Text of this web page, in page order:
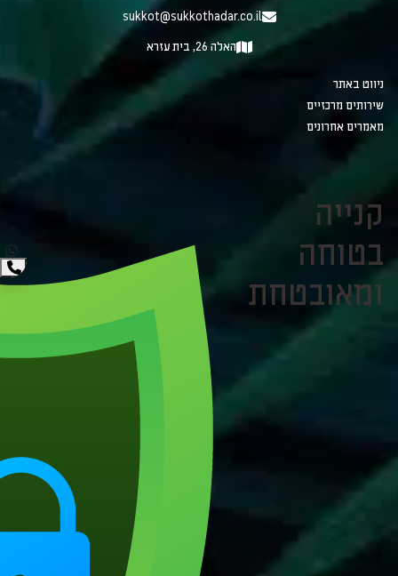
sukkot@sukkothadar.co.il
האלה 26, בית עזרא
ניווט באתר
שירותים מרכזיים
מאמרים אחרונים
קנייה
בטוחה
ומאובטחת